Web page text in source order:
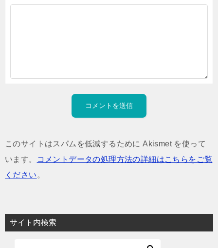
このサイトはスパムを低減するために Akismet を使って
います。
コメントデータの処理方法の詳細はこちらをご覧
ください 。
サイト内検索